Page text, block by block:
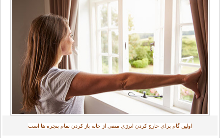
اولین گام برای خارج کردن انرژی منفی از خانه باز کردن تمام پنجره ها است‎